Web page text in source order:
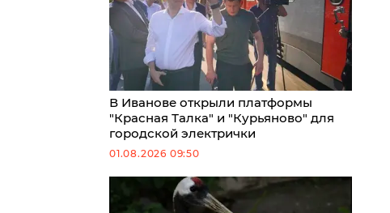
В Иванове открыли платформы
"Красная Талка" и "Курьяново" для
городской электрички
01.08.2026 09:50